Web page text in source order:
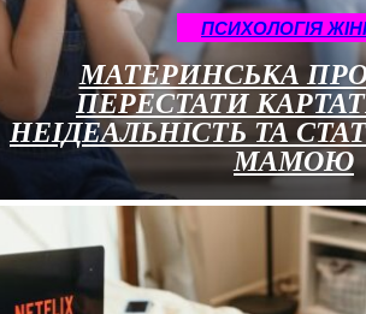
ПСИХОЛОГІЯ
МАТЕРИНСЬКА
ПЕРЕСТАТИ
НЕІДЕАЛЬНІСТЬ ТА
МАМОЮ